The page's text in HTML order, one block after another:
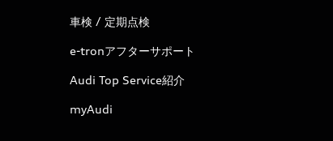
車検 / 定期点検
e-tronアフターサポート
Audi Top Service紹介
myAudi